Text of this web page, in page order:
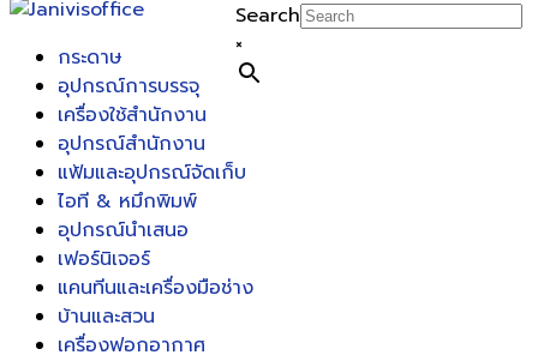
Search
×
กระดาษ
อุปกรณ์การบรรจุ
เครื่องใช้สำนักงาน
อุปกรณ์สำนักงาน
แฟ้มและอุปกรณ์จัดเก็บ
ไอที & หมึกพิมพ์
อุปกรณ์นำเสนอ
เฟอร์นิเจอร์
แคนทีนและเครื่องมือช่าง
บ้านและสวน
เครื่องฟอกอากาศ